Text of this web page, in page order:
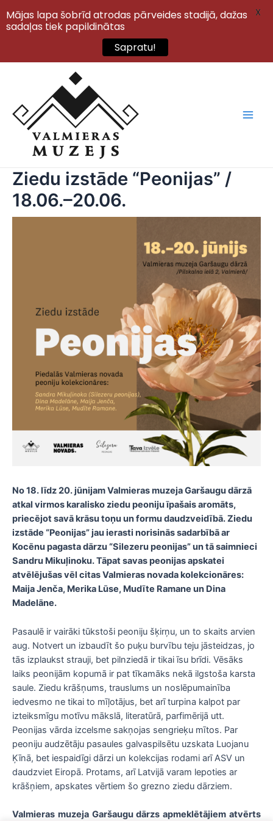
Ziedu izstāde “Peonijas” /
18.06.–20.06.
No 18. līdz 20. jūnijam Valmieras muzeja Garšaugu dārzā
atkal virmos karalisko ziedu peoniju īpašais aromāts,
priecējot savā krāsu toņu un formu daudzveidībā. Ziedu
izstāde “Peonijas” jau ierasti norisinās sadarbībā ar
Kocēnu pagasta dārzu “Silezeru peonijas” un tā saimnieci
Sandru Mikuļinoku. Tāpat savas peonijas apskatei
atvēlējušas vēl citas Valmieras novada kolekcionāres:
Maija Jenča, Merika Lūse, Mudīte Ramane un Dina
Madelāne.
Pasaulē ir vairāki tūkstoši peoniju šķirņu, un to skaits arvien
aug. Notvert un izbaudīt šo puķu burvību teju jāsteidzas, jo
tās izplaukst strauji, bet pilnziedā ir tikai īsu brīdi. Vēsāks
laiks peonijām kopumā ir pat tīkamāks nekā ilgstoša karsta
saule. Ziedu krāšņums, trauslums un noslēpumainība
iedvesmo ne tikai to mīļotājus, bet arī turpina kalpot par
izteiksmīgu motīvu mākslā, literatūrā, parfimērijā utt.
Peonijas vārda izcelsme sakņojas sengrieķu mītos. Par
peoniju audzētāju pasaules galvaspilsētu uzskata Luojanu
Ķīnā, bet iespaidīgi dārzi un kolekcijas rodami arī ASV un
daudzviet Eiropā. Protams, arī Latvijā varam lepoties ar
krāšņiem, apskates vērtiem šo grezno ziedu dārziem.
Valmieras muzeja Garšaugu dārzs apmeklētājiem atvērts
Mājas lapa šobrīd atrodas pārveides stadijā, dažas
sadaļas tiek papildinātas
Sapratu!
X